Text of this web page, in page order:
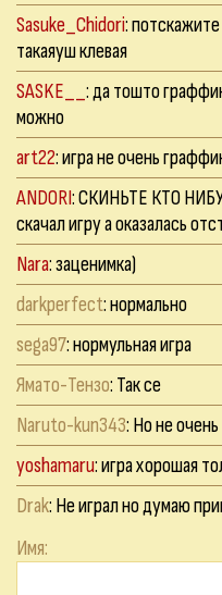
Sasuke_Chidori:
такаяуш клевая
SASKE__ : да тошто
можно
art22: игра не очень
ANDORI: СКИНЬТЕ КТО
скачал игру а оказалась
Nara: заценимка)
darkperfect: нормально
sega97: нормульная игра
Ямато-Тензо: Так се
Naruto-kun343: Но не очень
yoshamaru: игра хорошая
Drak: Не играл но думаю
Имя: